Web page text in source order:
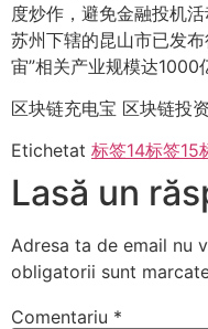
度炒作，避免金融投机
苏州下辖的昆山市已发
宙”相关产业规模达1000
区块链充电宝 区块链投
Etichetat 标签14标签15
Lasă un
Adresa ta de email nu
obligatorii sunt
Comentariu *